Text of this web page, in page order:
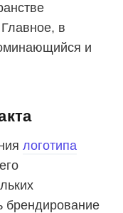
в
и
логотипа
брендирование